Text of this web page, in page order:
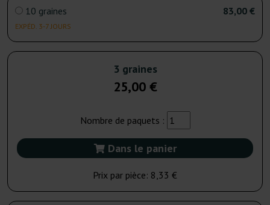
10 graines
EXPÉD. 3-7 JOURS
83,00 €
3 graines
25,00 €
Nombre de paquets :
Dans le panier
Prix par pièce: 8,33 €